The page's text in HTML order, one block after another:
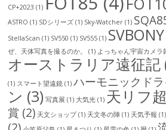
CP+2023 (1)
ASTRO (1) SDシリーズ (1) Sky-Watcher (1)
StellaScan (1) SV550 (1) SV555 (1) SVBONY
ぜ、天体写真を撮るのか。
(1) よっちゃん宇宙カメラ
オーストラリア遠征記
(1) スマート望遠鏡 (1) ハーモニックド
ン (3) 写真展 (1) 大気光 (1) 天リフ
賞 (2) 天文ショップ(1) 天文冬の陣 (1) 天気予報 (1)